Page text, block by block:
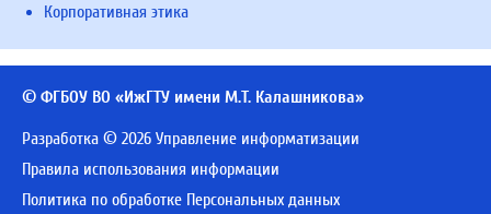
Корпоративная этика
© ФГБОУ ВО «ИжГТУ имени М.Т. Калашникова»
Разработка © 2026 Управление информатизации
Правила использования информации
Политика по обработке Персональных данных